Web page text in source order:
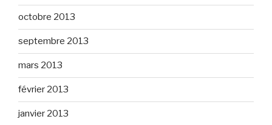
octobre 2013
septembre 2013
mars 2013
février 2013
janvier 2013